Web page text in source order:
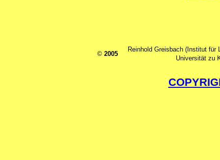
© 2005
Reinhold Greisbach (Institut für
Universität zu